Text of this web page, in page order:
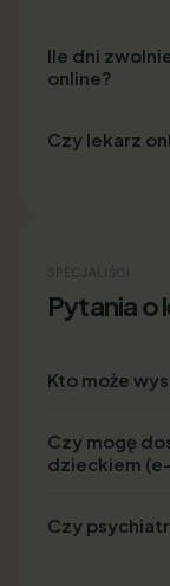
Ile dni
online?
Czy lekarz
SPECJALIŚCI
Pytania o
Kto może
Czy mogę
dzieckiem
Czy